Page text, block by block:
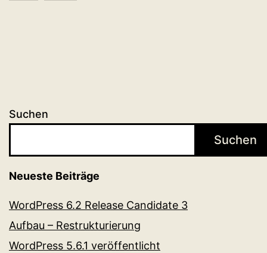
Suchen
Suchen
Neueste Beiträge
WordPress 6.2 Release Candidate 3
Aufbau – Restrukturierung
WordPress 5.6.1 veröffentlicht